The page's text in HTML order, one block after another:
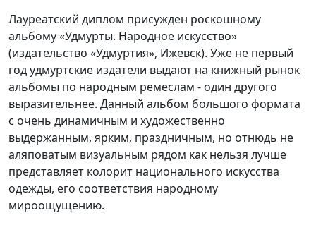
Лауреатский диплом присужден роскошному
альбому «Удмурты. Народное искусство»
(издательство «Удмуртия», Ижевск). Уже не первый
год удмуртские издатели выдают на книжный рынок
альбомы по народным ремеслам - один другого
выразительнее. Данный альбом большого формата
с очень динамичным и художественно
выдержанным, ярким, праздничным, но отнюдь не
аляповатым визуальным рядом как нельзя лучше
представляет колорит национального искусства
одежды, его соответствия народному
мироощущению.